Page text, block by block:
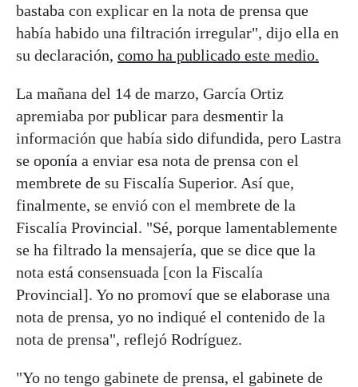
bastaba con explicar en la nota de prensa que
había habido una filtración irregular", dijo ella en
su declaración, como ha publicado este medio.
La mañana del 14 de marzo, García Ortiz
apremiaba por publicar para desmentir la
información que había sido difundida, pero Lastra
se oponía a enviar esa nota de prensa con el
membrete de su Fiscalía Superior. Así que,
finalmente, se envió con el membrete de la
Fiscalía Provincial. "Sé, porque lamentablemente
se ha filtrado la mensajería, que se dice que la
nota está consensuada [con la Fiscalía
Provincial]. Yo no promoví que se elaborase una
nota de prensa, yo no indiqué el contenido de la
nota de prensa", reflejó Rodríguez.
"Yo no tengo gabinete de prensa, el gabinete de